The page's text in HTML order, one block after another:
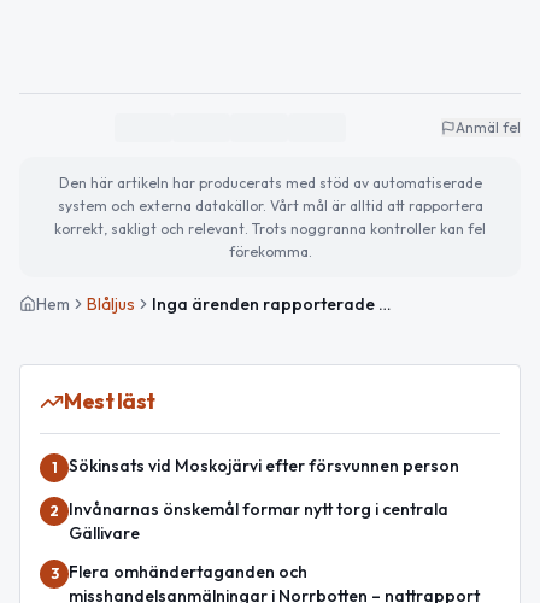
Anmäl fel
Den här artikeln har producerats med stöd av automatiserade
system och externa datakällor. Vårt mål är alltid att rapportera
korrekt, sakligt och relevant. Trots noggranna kontroller kan fel
förekomma.
Hem Blåljus Inga ärenden rapporterade under natten i Norrbottens län
Mest läst
1 Sökinsats vid Moskojärvi efter försvunnen person
2
Invånarnas önskemål formar nytt torg i centrala
Gällivare
3
Flera omhändertaganden och
misshandelsanmälningar i Norrbotten – nattrapport